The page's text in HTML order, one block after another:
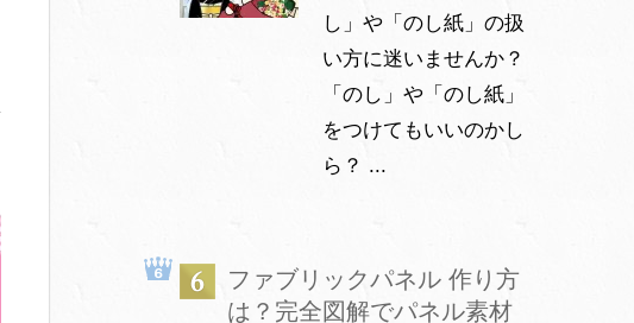
し」や「のし紙」の扱
い方に迷いませんか？
「のし」や「のし紙」
をつけてもいいのかし
ら？ ...
ファブリックパネル 作り方
は？完全図解でパネル素材